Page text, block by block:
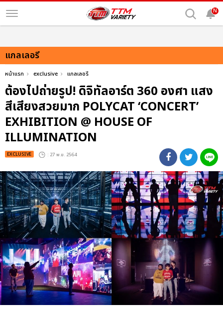
N
แกลเลอรี
หน้าแรก exclusive แกลเลอรี
ต้องไปถ่ายรูป! ดิจิทัลอาร์ต 360 องศา แสง
สีเสียงสวยมาก POLYCAT ‘CONCERT’
EXHIBITION @ HOUSE OF
ILLUMINATION
EXCLUSIVE : 27 พ.ย. 2564